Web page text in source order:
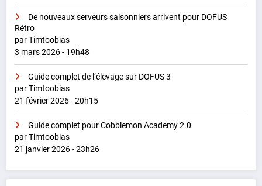
De nouveaux serveurs saisonniers arrivent pour DOFUS
Rétro
par Timtoobias
3 mars 2026 - 19h48
Guide complet de l’élevage sur DOFUS 3
par Timtoobias
21 février 2026 - 20h15
Guide complet pour Cobblemon Academy 2.0
par Timtoobias
21 janvier 2026 - 23h26